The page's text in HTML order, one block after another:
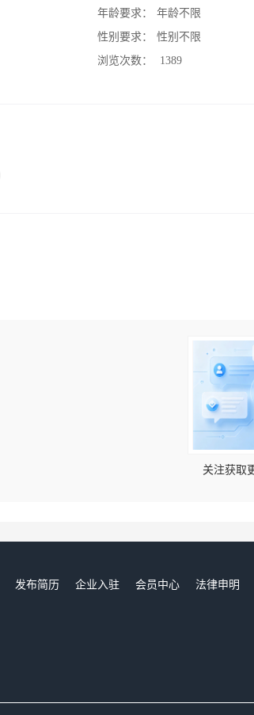
年龄要求：
年龄不限
性别要求：
性别不限
浏览次数：
1389
关注获取
发布简历 企业入驻 会员中心
法律申明